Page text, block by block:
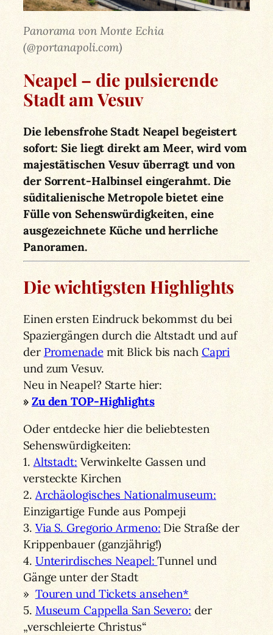
Panorama von Monte Echia
(@portanapoli.com)
Neapel – die pulsierende
Stadt am Vesuv
Die lebensfrohe Stadt Neapel begeistert
sofort: Sie liegt direkt am Meer, wird vom
majestätischen Vesuv überragt und von
der Sorrent-Halbinsel eingerahmt. Die
süditalienische Metropole bietet eine
Fülle von Sehenswürdigkeiten, eine
ausgezeichnete Küche und herrliche
Panoramen.
Die wichtigsten Highlights
Einen ersten Eindruck bekommst du bei
Spaziergängen durch die Altstadt und auf
der Promenademit Blick bis nach Capri
und zum Vesuv.
Neu in Neapel? Starte hier:
» Zu den TOP-Highlights
Oder entdecke hier die beliebtesten
Sehenswürdigkeiten:
1.Altstadt: Verwinkelte Gassen und
versteckte Kirchen
2. Archäologisches Nationalmuseum:
Einzigartige Funde aus Pompeji
3. Via S. Gregorio Armeno: Die Straße der
Krippenbauer (ganzjährig!)
4. Unterirdisches Neapel:Tunnel und
Gänge unter der Stadt
» Touren und Tickets ansehen*
5. Museum Cappella San Severo: der
„verschleierte Christus“